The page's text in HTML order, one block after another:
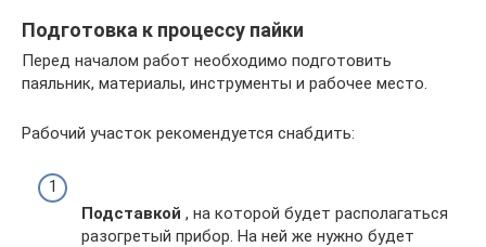
Подготовка к процессу пайки
Перед началом работ необходимо подготовить
паяльник, материалы, инструменты и рабочее место.
Рабочий участок рекомендуется снабдить:
Подставкой , на которой будет располагаться
разогретый прибор. На ней же нужно будет